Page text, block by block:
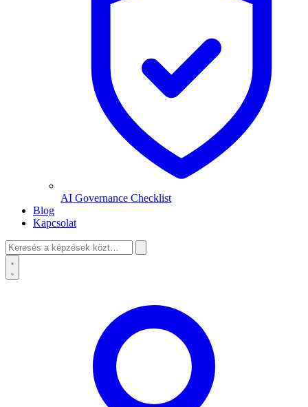
AI Governance Checklist
Blog
Kapcsolat